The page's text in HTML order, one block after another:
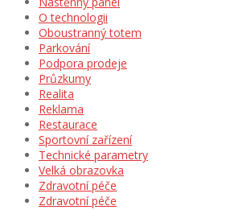
O technologii
Oboustranný totem
Parkování
Podpora prodeje
Průzkumy
Realita
Reklama
Restaurace
Sportovní zařízení
Technické parametry
Velká obrazovka
Zdravotní péče
Zdravotní péče